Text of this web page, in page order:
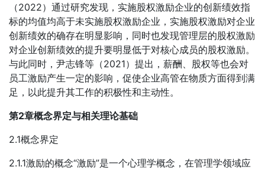
（2022）通过研究发现，实施股权激励企业的创新绩效指
标的均值均高于未实施股权激励企业，实施股权激励对企业
创新绩效的确存在明显影响，同时也发现管理层的股权激励
对企业创新绩效的提升要明显低于对核心成员的股权激励。
与此同时，尹志锋等（2021）提出，薪酬、股权等也会对
员工激励产生一定的影响，促使企业高管在物质方面得到满
足，以此提升其工作的积极性和主动性。
第2章概念界定与相关理论基础
2.1概念界定
2.1.1激励的概念“激励”是一个心理学概念，在管理学领域应